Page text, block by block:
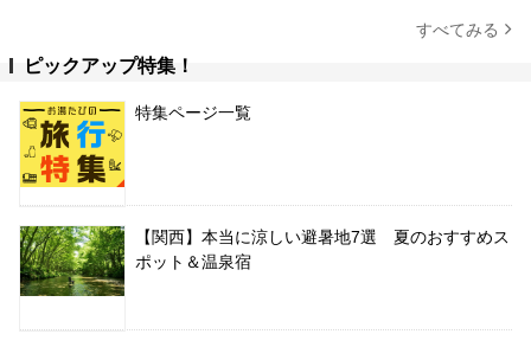
すべてみる
ピックアップ特集！
特集ページ一覧
【関西】本当に涼しい避暑地7選 夏のおすすめス
ポット＆温泉宿